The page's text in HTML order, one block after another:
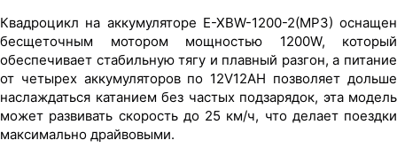
Квадроцикл на аккумуляторе E-XBW-1200-2(MP3) оснащен
бесщеточным мотором мощностью 1200W, который
обеспечивает стабильную тягу и плавный разгон, а питание
от четырех аккумуляторов по 12V12AH позволяет дольше
наслаждаться катанием без частых подзарядок, эта модель
может развивать скорость до 25 км/ч, что делает поездки
максимально драйвовыми.